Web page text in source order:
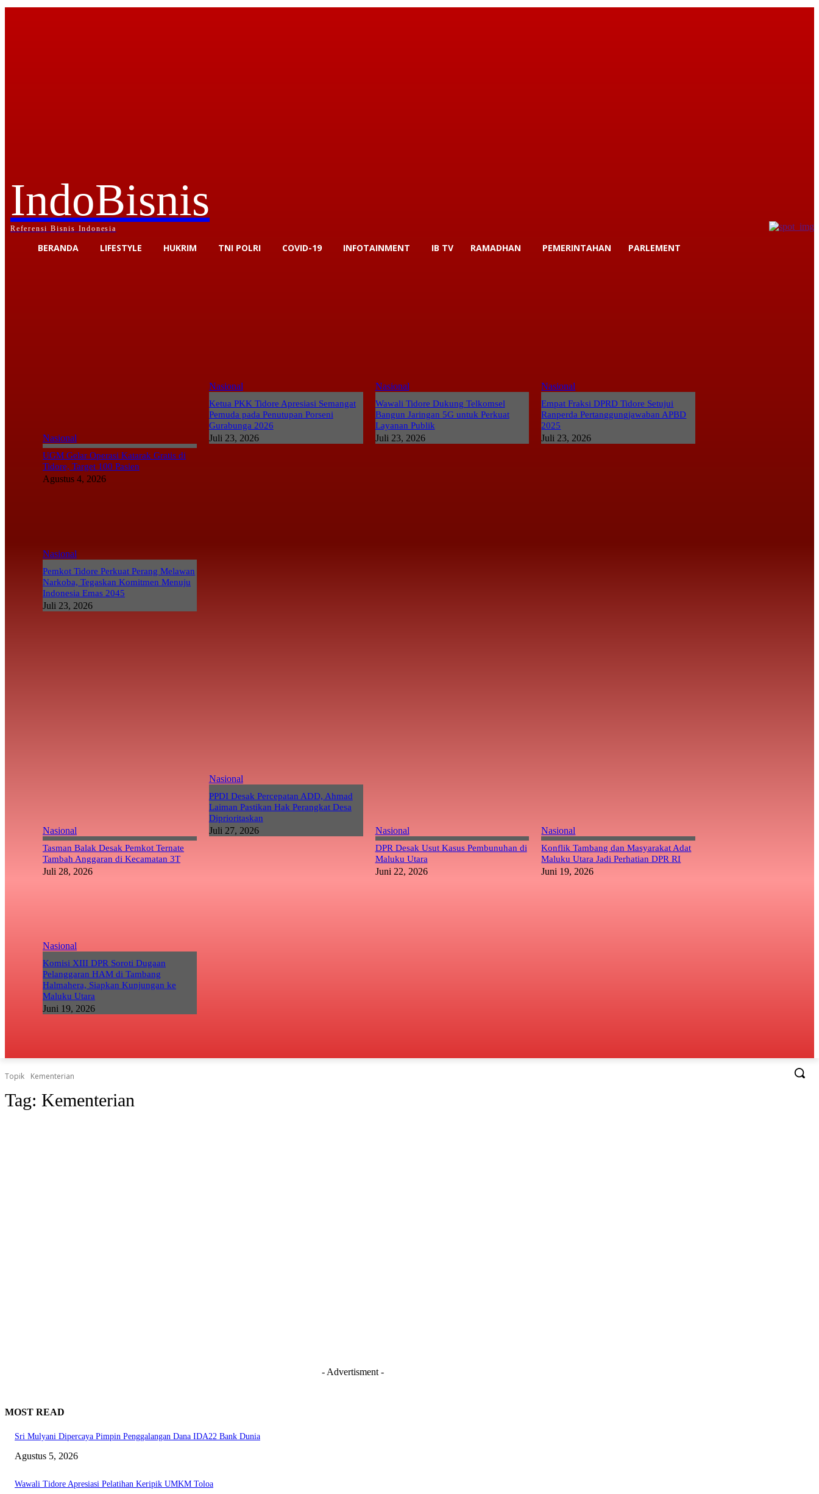
IndoBisnis
Referensi Bisnis Indonesia
BERANDA LIFESTYLE HUKRIM TNI POLRI COVID-19 INFOTAINMENT IB TV RAMADHAN PEMERINTAHAN PARLEMENT
Nasional
UGM Gelar Operasi Katarak Gratis di
Tidore, Target 100 Pasien
Agustus 4, 2026
Nasional
Ketua PKK Tidore Apresiasi Semangat
Pemuda pada Penutupan Porseni
Gurabunga 2026
Juli 23, 2026
Nasional
Wawali Tidore Dukung Telkomsel
Bangun Jaringan 5G untuk Perkuat
Layanan Publik
Juli 23, 2026
Nasional
Empat Fraksi DPRD Tidore Setujui
Ranperda Pertanggungjawaban APBD
2025
Juli 23, 2026
Nasional
Pemkot Tidore Perkuat Perang Melawan
Narkoba, Tegaskan Komitmen Menuju
Indonesia Emas 2045
Juli 23, 2026
Nasional
Tasman Balak Desak Pemkot Ternate
Tambah Anggaran di Kecamatan 3T
Juli 28, 2026
Nasional
PPDI Desak Percepatan ADD, Ahmad
Laiman Pastikan Hak Perangkat Desa
Diprioritaskan
Juli 27, 2026 Nasional
DPR Desak Usut Kasus Pembunuhan di
Maluku Utara
Juni 22, 2026
Nasional
Konflik Tambang dan Masyarakat Adat
Maluku Utara Jadi Perhatian DPR RI
Juni 19, 2026
Nasional
Komisi XIII DPR Soroti Dugaan
Pelanggaran HAM di Tambang
Halmahera, Siapkan Kunjungan ke
Maluku Utara
Juni 19, 2026
Topik Kementerian
Tag: Kementerian
- Advertisment -
MOST READ
Sri Mulyani Dipercaya Pimpin Penggalangan Dana IDA22 Bank Dunia
Agustus 5, 2026
Wawali Tidore Apresiasi Pelatihan Keripik UMKM Toloa